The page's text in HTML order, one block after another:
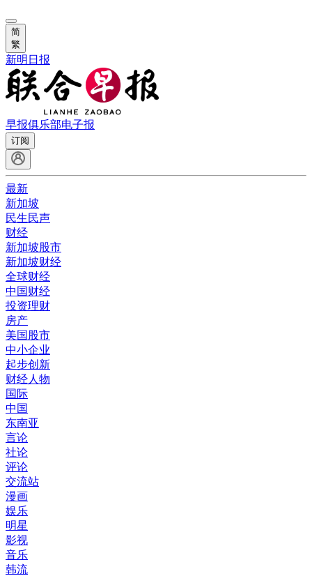
简
繁
新明日报
早报俱乐部电子报
订阅
最新
新加坡
民生民声
财经
新加坡股市
新加坡财经
全球财经
中国财经
投资理财
房产
美国股市
中小企业
起步创新
财经人物
国际
中国
东南亚
言论
社论
评论
交流站
漫画
娱乐
明星
影视
音乐
韩流